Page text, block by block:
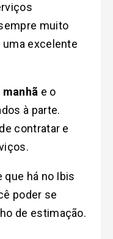
muito
excelente
e o
à parte.
contratar e
há no Ibis
poder se
de estimação.